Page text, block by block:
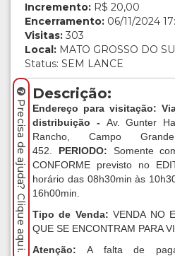
Incremento: R$ 20,00
Encerramento: 06/11/2024
Visitas: 303
Local: MATO GROSSO DO
Status: SEM LANCE
Descrição:
Endereço para visitação:
distribuição - Av. Gunter
Rancho, Campo
452. PERIODO: Somente
CONFORME previsto no
horário das 08h30min às
16h00min.
Tipo de Venda:VENDA NO
QUE SE ENCONTRAM PARA
Atenção:A falta de
Precisa de ajuda? Clique aqui.